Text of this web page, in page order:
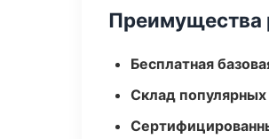
Преимущества
Бесплатная
Склад популярных